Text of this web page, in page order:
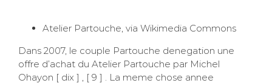
Atelier Partouche, via Wikimedia Commons
Dans 2007, le couple Partouche denegation une
offre d’achat du Atelier Partouche par Michel
Ohayon [ dix ] , [ 9 ] . La meme chose annee